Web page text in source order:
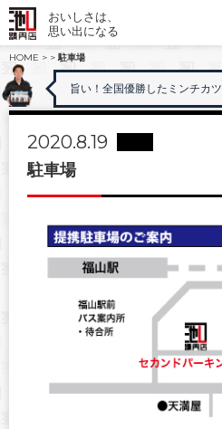
おいしさは、
思い出になる
HOME > > 駐車場
旨い！全国優勝したミンチカツ
2020.8.19
駐車場